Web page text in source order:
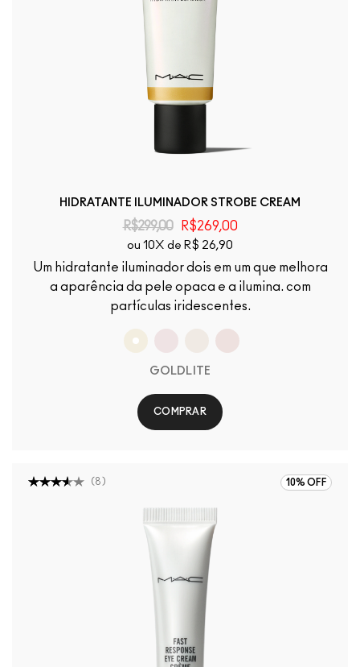
HIDRATANTE ILUMINADOR STROBE CREAM
R$299,00 R$269,00
ou 10X de R$ 26,90
Um hidratante iluminador dois em um que melhora
a aparência da pele opaca e a ilumina. com
partículas iridescentes.
GOLDLITE
COMPRAR
10% OFF
( 8 )